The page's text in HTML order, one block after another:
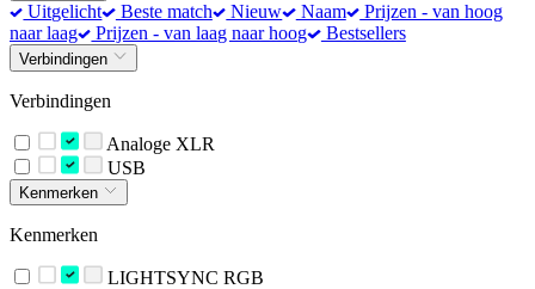
Uitgelicht Beste match Nieuw Naam
Prijzen - van hoog
naar laag
Prijzen - van laag naar hoog Bestsellers
Verbindingen
Verbindingen
Analoge XLR
USB
Kenmerken
Kenmerken
LIGHTSYNC RGB